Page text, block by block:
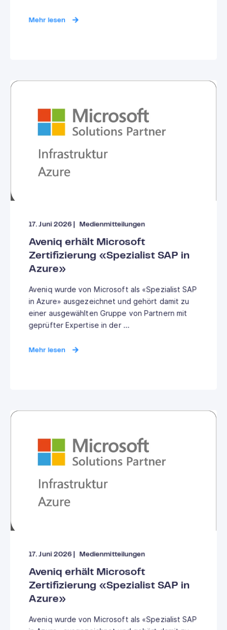
Mehr lesen
17. Juni 2026| Medienmitteilungen
Aveniq erhält Microsoft
Zertifizierung «Spezialist SAP in
Azure»
Aveniq wurde von Microsoft als «Spezialist SAP
in Azure» ausgezeichnet und gehört damit zu
einer ausgewählten Gruppe von Partnern mit
geprüfter Expertise in der ...
Mehr lesen
17. Juni 2026| Medienmitteilungen
Aveniq erhält Microsoft
Zertifizierung «Spezialist SAP in
Azure»
Aveniq wurde von Microsoft als «Spezialist SAP